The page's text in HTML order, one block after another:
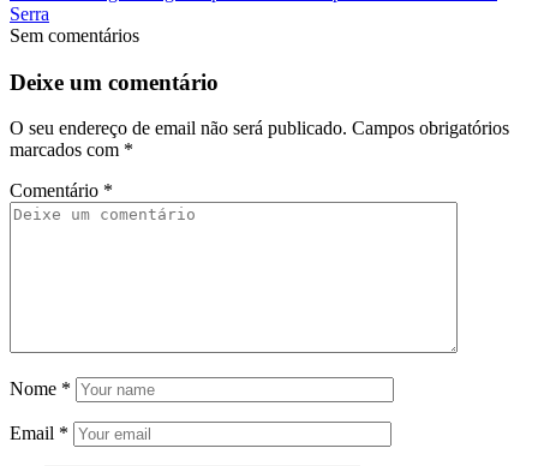
Serra
Sem comentários
Deixe um comentário
O seu endereço de email não será publicado. Campos obrigatórios
marcados com *
Comentário *
Nome *
Email *